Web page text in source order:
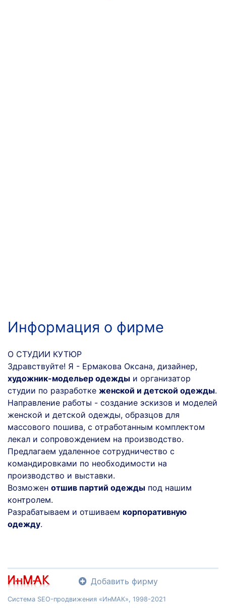
Информация о фирме
О СТУДИИ КУТЮР
Здравствуйте! Я - Ермакова Оксана, дизайнер,
художник-модельер одежды и организатор
студии по разработке женской и детской одежды.
Направление работы - создание эскизов и моделей
женской и детской одежды, образцов для
массового пошива, с отработанным комплектом
лекал и сопровождением на производство.
Предлагаем удаленное сотрудничество с
командировками по необходимости на
производство и выставки.
Возможен отшив партий одежды под нашим
контролем.
Разрабатываем и отшиваем корпоративную
одежду.
Добавить фирму
Система SEO-продвижения «ИнМАК», 1998-2021